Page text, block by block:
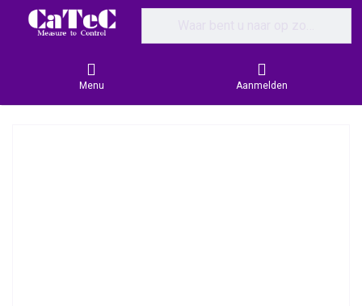
Menu Aanmelden